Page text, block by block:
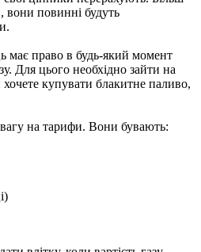
вони повинні будуть
має право в будь-який момент
Для цього необхідно зайти на
хочете купувати блакитне паливо,
на тарифи. Вони бувають: